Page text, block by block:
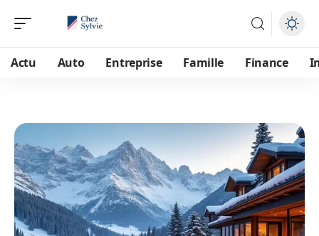
Actu Auto Entreprise Famille Finance